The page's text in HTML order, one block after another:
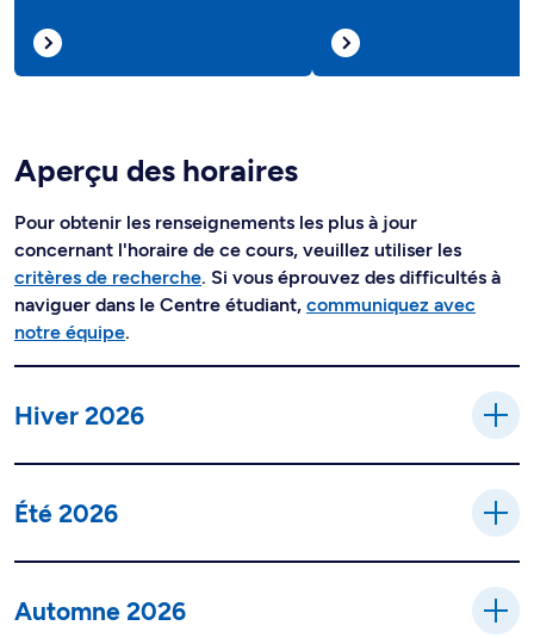
Aperçu des horaires
Pour obtenir les renseignements les plus à jour
concernant l'horaire de ce cours, veuillez utiliser les
critères de recherche. Si vous éprouvez des difficultés à
naviguer dans le Centre étudiant, communiquez avec
notre équipe.
Hiver 2026
Été 2026
Automne 2026